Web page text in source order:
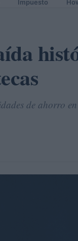
Impuesto
de ahorro